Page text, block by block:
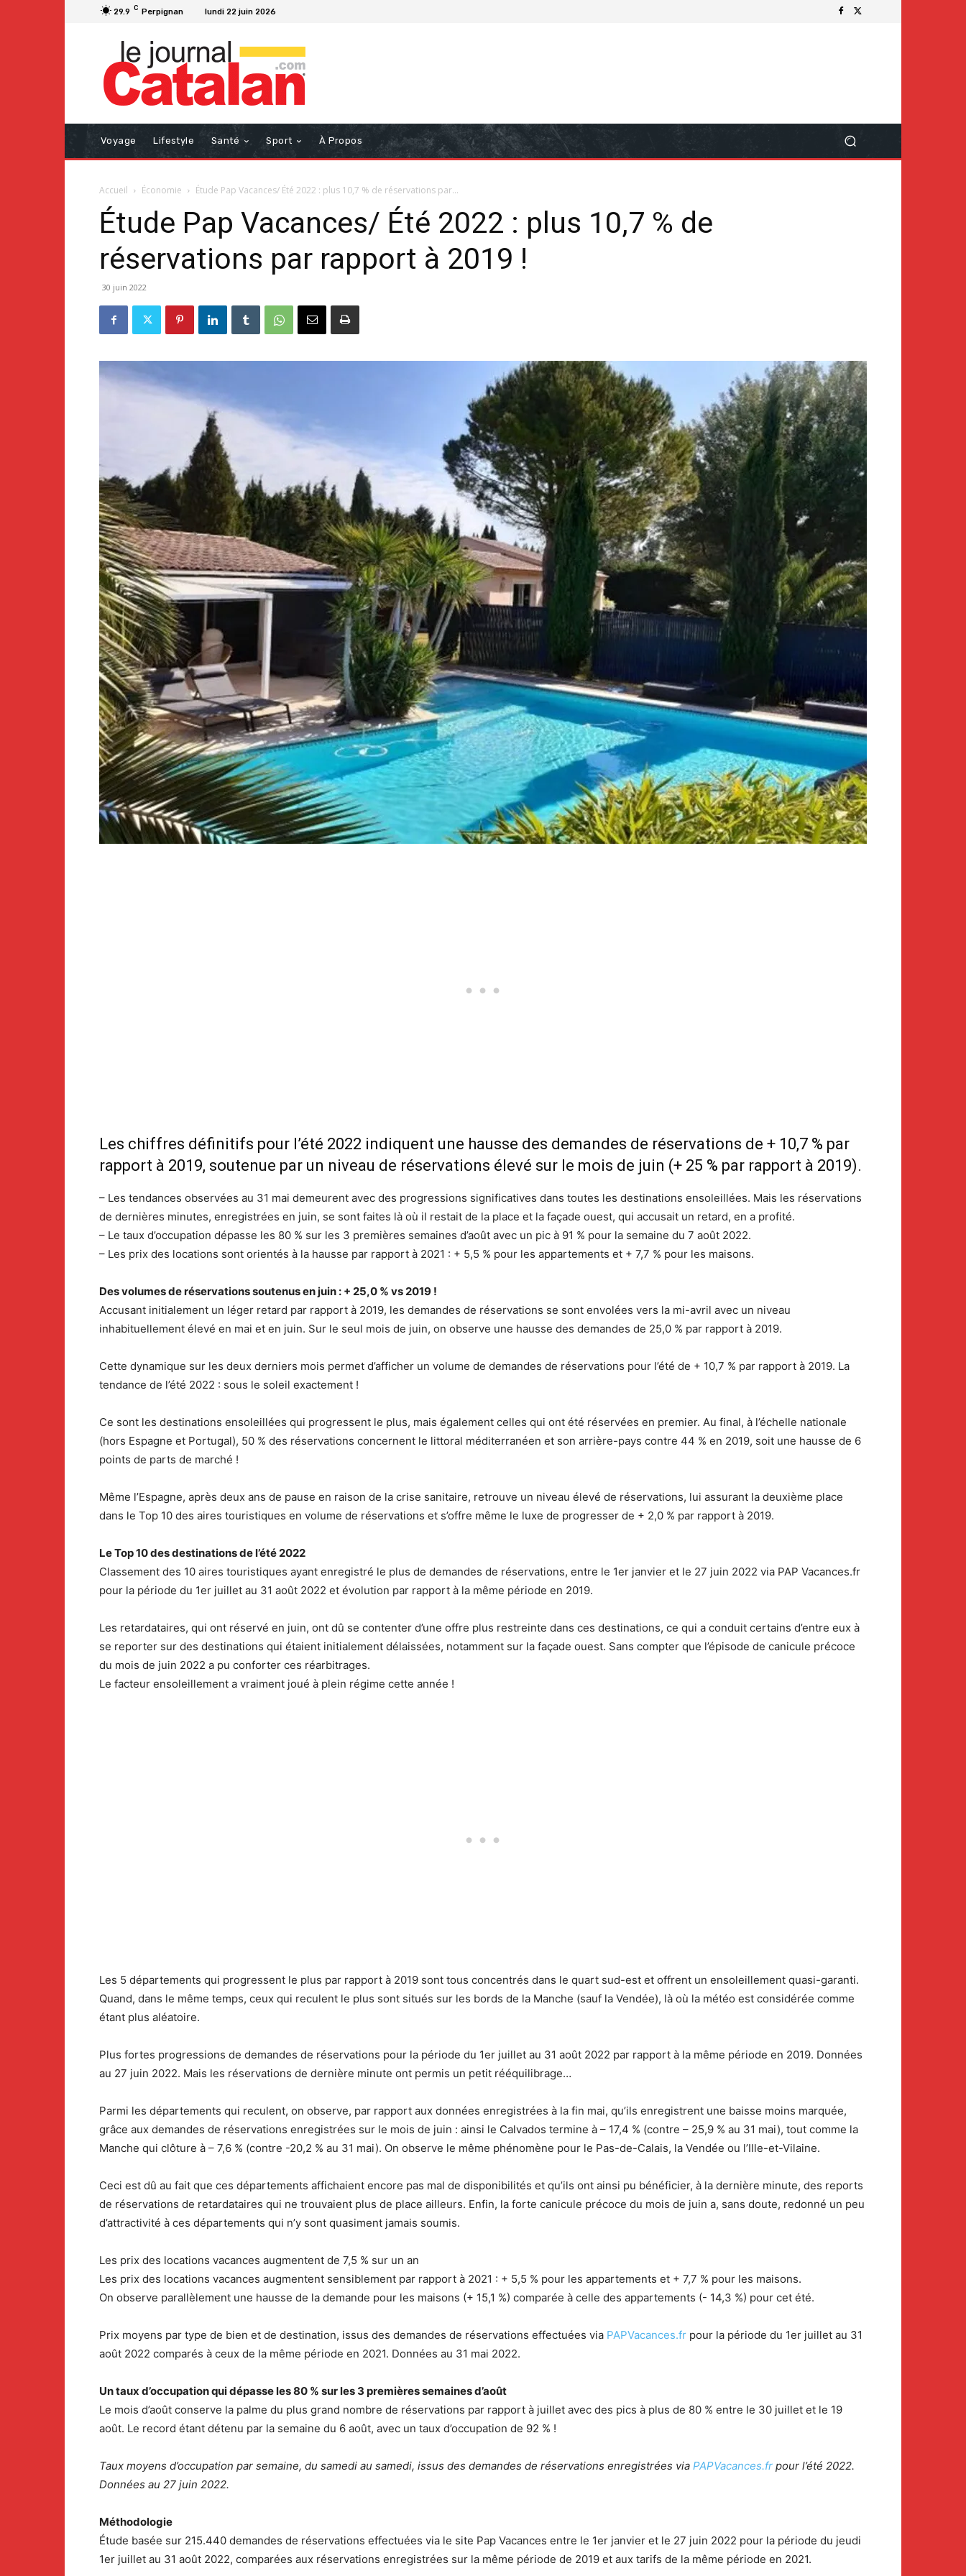
29.9 C Perpignan lundi 22 juin 2026
Voyage Lifestyle Santé Sport À Propos
Accueil Économie Étude Pap Vacances/ Été 2022 : plus 10,7 % de réservations par...
Étude Pap Vacances/ Été 2022 : plus 10,7 % de
réservations par rapport à 2019 !
30 juin 2022
Les chiffres définitifs pour l’été 2022 indiquent une hausse des demandes de réservations de + 10,7 % par
rapport à 2019, soutenue par un niveau de réservations élevé sur le mois de juin (+ 25 % par rapport à 2019).
– Les tendances observées au 31 mai demeurent avec des progressions significatives dans toutes les destinations ensoleillées. Mais les réservations
de dernières minutes, enregistrées en juin, se sont faites là où il restait de la place et la façade ouest, qui accusait un retard, en a profité.
– Le taux d’occupation dépasse les 80 % sur les 3 premières semaines d’août avec un pic à 91 % pour la semaine du 7 août 2022.
– Les prix des locations sont orientés à la hausse par rapport à 2021 : + 5,5 % pour les appartements et + 7,7 % pour les maisons.
Des volumes de réservations soutenus en juin : + 25,0 % vs 2019 !
Accusant initialement un léger retard par rapport à 2019, les demandes de réservations se sont envolées vers la mi-avril avec un niveau
inhabituellement élevé en mai et en juin. Sur le seul mois de juin, on observe une hausse des demandes de 25,0 % par rapport à 2019.
Cette dynamique sur les deux derniers mois permet d’afficher un volume de demandes de réservations pour l’été de + 10,7 % par rapport à 2019. La
tendance de l’été 2022 : sous le soleil exactement !
Ce sont les destinations ensoleillées qui progressent le plus, mais également celles qui ont été réservées en premier. Au final, à l’échelle nationale
(hors Espagne et Portugal), 50 % des réservations concernent le littoral méditerranéen et son arrière-pays contre 44 % en 2019, soit une hausse de 6
points de parts de marché !
Même l’Espagne, après deux ans de pause en raison de la crise sanitaire, retrouve un niveau élevé de réservations, lui assurant la deuxième place
dans le Top 10 des aires touristiques en volume de réservations et s’offre même le luxe de progresser de + 2,0 % par rapport à 2019.
Le Top 10 des destinations de l’été 2022
Classement des 10 aires touristiques ayant enregistré le plus de demandes de réservations, entre le 1er janvier et le 27 juin 2022 via PAP Vacances.fr
pour la période du 1er juillet au 31 août 2022 et évolution par rapport à la même période en 2019.
Les retardataires, qui ont réservé en juin, ont dû se contenter d’une offre plus restreinte dans ces destinations, ce qui a conduit certains d’entre eux à
se reporter sur des destinations qui étaient initialement délaissées, notamment sur la façade ouest. Sans compter que l’épisode de canicule précoce
du mois de juin 2022 a pu conforter ces réarbitrages.
Le facteur ensoleillement a vraiment joué à plein régime cette année !
Les 5 départements qui progressent le plus par rapport à 2019 sont tous concentrés dans le quart sud-est et offrent un ensoleillement quasi-garanti.
Quand, dans le même temps, ceux qui reculent le plus sont situés sur les bords de la Manche (sauf la Vendée), là où la météo est considérée comme
étant plus aléatoire.
Plus fortes progressions de demandes de réservations pour la période du 1er juillet au 31 août 2022 par rapport à la même période en 2019. Données
au 27 juin 2022. Mais les réservations de dernière minute ont permis un petit rééquilibrage…
Parmi les départements qui reculent, on observe, par rapport aux données enregistrées à la fin mai, qu’ils enregistrent une baisse moins marquée,
grâce aux demandes de réservations enregistrées sur le mois de juin : ainsi le Calvados termine à – 17,4 % (contre – 25,9 % au 31 mai), tout comme la
Manche qui clôture à – 7,6 % (contre -20,2 % au 31 mai). On observe le même phénomène pour le Pas-de-Calais, la Vendée ou l’Ille-et-Vilaine.
Ceci est dû au fait que ces départements affichaient encore pas mal de disponibilités et qu’ils ont ainsi pu bénéficier, à la dernière minute, des reports
de réservations de retardataires qui ne trouvaient plus de place ailleurs. Enfin, la forte canicule précoce du mois de juin a, sans doute, redonné un peu
d’attractivité à ces départements qui n’y sont quasiment jamais soumis.
Les prix des locations vacances augmentent de 7,5 % sur un an
Les prix des locations vacances augmentent sensiblement par rapport à 2021 : + 5,5 % pour les appartements et + 7,7 % pour les maisons.
On observe parallèlement une hausse de la demande pour les maisons (+ 15,1 %) comparée à celle des appartements (- 14,3 %) pour cet été.
Prix moyens par type de bien et de destination, issus des demandes de réservations effectuées via PAPVacances.fr pour la période du 1er juillet au 31
août 2022 comparés à ceux de la même période en 2021. Données au 31 mai 2022.
Un taux d’occupation qui dépasse les 80 % sur les 3 premières semaines d’août
Le mois d’août conserve la palme du plus grand nombre de réservations par rapport à juillet avec des pics à plus de 80 % entre le 30 juillet et le 19
août. Le record étant détenu par la semaine du 6 août, avec un taux d’occupation de 92 % !
Taux moyens d’occupation par semaine, du samedi au samedi, issus des demandes de réservations enregistrées via PAPVacances.fr pour l’été 2022.
Données au 27 juin 2022.
Méthodologie
Étude basée sur 215.440 demandes de réservations effectuées via le site Pap Vacances entre le 1er janvier et le 27 juin 2022 pour la période du jeudi
1er juillet au 31 août 2022, comparées aux réservations enregistrées sur la même période de 2019 et aux tarifs de la même période en 2021.